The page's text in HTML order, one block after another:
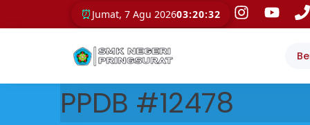
⏰ Jumat, 7 Agu 202603:20:32
PPDB #12478